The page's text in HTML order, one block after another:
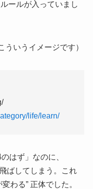
ールが入っていまし
ういうイメージです）
life/learn/
はず」なのに、
ばしてしまう。これ
わる” 正体でした。